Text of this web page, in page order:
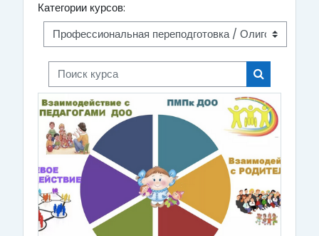
Категории курсов:
Поиск курса
Поиск курса